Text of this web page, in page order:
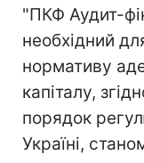
"ПКФ Аудит-
необхідний
нормативу
капіталу,
порядок
Україні,